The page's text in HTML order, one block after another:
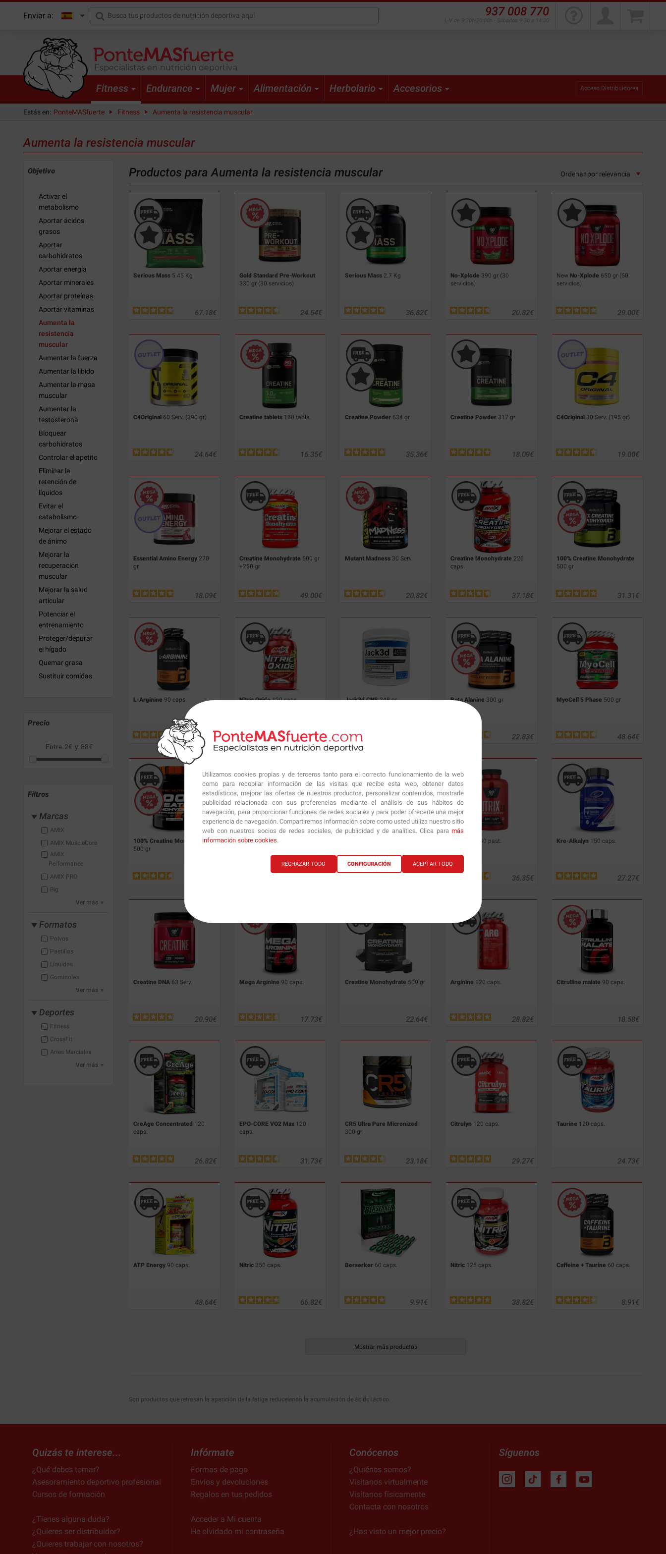
Utilizamos cookies propias y de terceros tanto para el correcto funcionamiento de la web
como para recopilar información de las visitas que recibe esta web, obtener datos
estadísticos, mejorar las ofertas de nuestros productos, personalizar contenidos, mostrarle
publicidad relacionada con sus preferencias mediante el análisis de sus hábitos de
navegación, para proporcionar funciones de redes sociales y para poder ofrecerte una mejor
experiencia de navegación. Compartiremos información sobre como usted utiliza nuestro sitio
web con nuestros socios de redes sociales, de publicidad y de analítica. Clica para más
información sobre cookies.
ACEPTAR TODO
RECHAZAR TODO CONFIGURACIÓN
Enviar a: 937 008 770
Especialistas en nutrición deportiva
Fitness Endurance Mujer Alimentación Herbolario Accesorios Acceso Distribuidores
Estás en: PonteMASfuerte Fitness Aumenta la resistencia muscular
Aumenta la resistencia muscular
Objetivo
Activar el
metabolismo
Aportar ácidos
grasos
Aportar
carbohidratos
Aportar energía
Aportar minerales
Aportar proteínas
Aportar vitaminas
Aumenta la
resistencia
muscular
Aumentar la fuerza
Aumentar la libido
Aumentar la masa
muscular
Aumentar la
testosterona
Bloquear
carbohidratos
Controlar el apetito
Eliminar la
retención de
líquidos
Evitar el
catabolismo
Mejorar el estado
de ánimo
Mejorar la
recuperación
muscular
Mejorar la salud
articular
Potenciar el
entrenamiento
Proteger/depurar
el hígado
Quemar grasa
Sustituir comidas
Precio
Entre 2€ y 88€
Filtros
Marcas
AMIX
AMIX MuscleCore
AMIX
Performance
AMIX PRO
Big
Ver más
Formatos
Polvos
Pastillas
Líquidos
Gominolas
Ver más
Deportes
Fitness
CrossFit
Artes Marciales
Ver más
Productos para Aumenta la resistencia muscular Ordenar por relevancia
Serious Mass 5.45 Kg
€
67.18
Gold Standard Pre-Workout
330 gr (30 servicios)
€
24.54
Serious Mass 2.7 Kg
€
36.82
No-Xplode 390 gr (30
servicios)
€
20.82
New No-Xplode 650 gr (50
servicios)
€
29.00
C4Original 60 Serv. (390 gr)
€
24.64
Creatine tablets180 tabls.
€
16.35
Creatine Powder 634 gr
€
35.36
Creatine Powder 317 gr
€
18.09
C4Original30 Serv. (195 gr)
€
19.00
Essential Amino Energy 270
gr
€
18.09
Creatine Monohydrate 500 gr
+250 gr
€
49.00
Mutant Madness 30 Serv.
€
20.82
Creatine Monohydrate 220
caps.
€
37.18
100% Creatine Monohydrate
500 gr
€
31.31
L-Arginine 90 caps.
€
12.65
Nitric Oxide120 caps.
€
32.45
Jack3d CNS248 gr Beta Alanine 300 gr
€
22.83
MyoCell 5 Phase 500 gr
€
48.64
100% Creatine Monohydrate
500 gr
Cafeina + Taurina 2.0 180 past.
€
36.35
Kre-Alkalyn 150 caps.
€
27.27
Creatine DNA 63 Serv.
€
20.90
Mega Arginine 90 caps.
€
17.73
Creatine Monohydrate 500 gr
€
22.64
Arginine 120 caps.
€
28.82
Citrulline malate 90 caps.
€
18.58
CreAge Concentrated 120
caps.
€
26.82
EPO-CORE VO2 Max120
caps.
€
31.73
CR5 Ultra Pure Micronized
300 gr
€
23.18
Citrulyn 120 caps.
€
29.27
Taurine 120 caps.
€
24.73
ATP Energy 90 caps.
€
48.64
Nitric350 caps.
€
66.82
Berserker 60 caps.
€
9.91
Nitric 125 caps.
€
38.82
Caffeine + Taurine 60 caps.
€
8.91
Mostrar más productos
Son productos que retrasan la aparición de la fatiga reduceiendo la acumulación de ácido láctico.
Quizás te interese...
¿Qué debes tomar?
Asesoramiento deportivo profesional
Cursos de formación
¿Tienes alguna duda?
¿Quieres ser distribuidor?
¿Quieres trabajar con nosotros?
Infórmate
Formas de pago
Envíos y devoluciones
Regalos en tus pedidos
Acceder a Mi cuenta
He olvidado mi contraseña
Conócenos
¿Quiénes somos?
Visítanos virtualmente
Visítanos físicamente
Contacta con nosotros
¿Has visto un mejor precio?
Síguenos